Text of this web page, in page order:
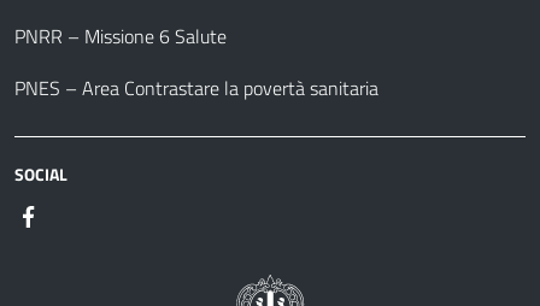
PNRR – Missione 6 Salute
PNES – Area Contrastare la povertà sanitaria
SOCIAL